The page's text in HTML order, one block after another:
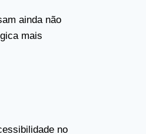
ainda não
mais
no